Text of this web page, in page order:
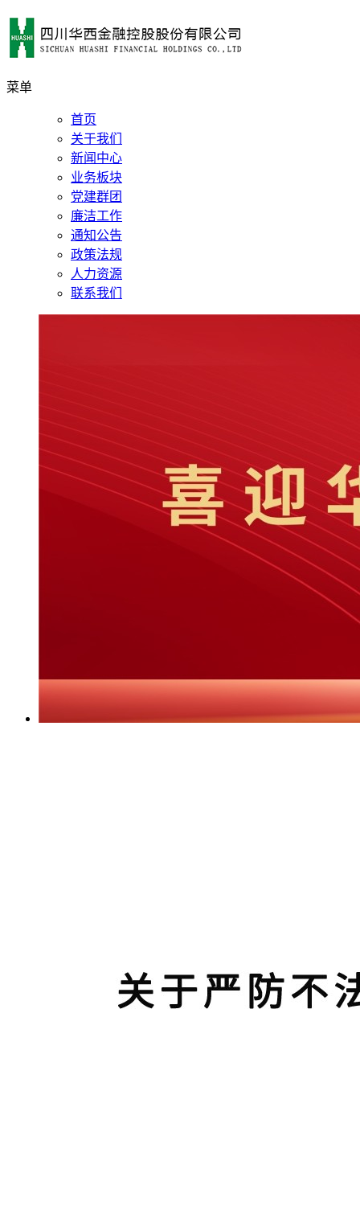
菜单
首页
关于我们
新闻中心
业务板块
党建群团
廉洁工作
通知公告
政策法规
人力资源
联系我们